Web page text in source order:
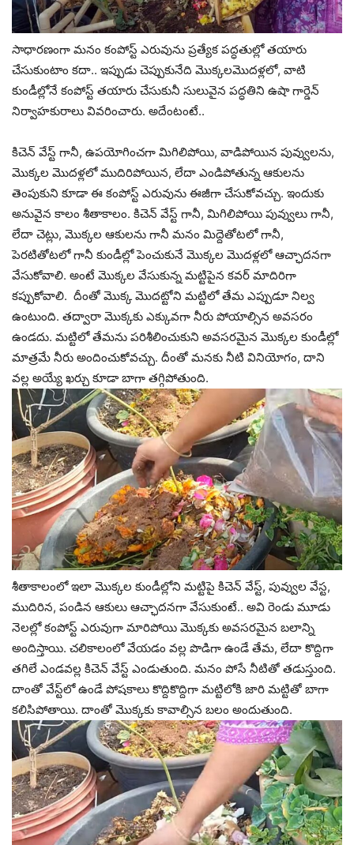
సాధారణంగా మనం కంపోస్ట్ ఎరువును ప్రత్యేక పద్ధతుల్లో తయారు
చేసుకుంటాం కదా.. ఇప్పుడు చెప్పుకునేది మొక్కలమొదళ్లలో, వాటి
కుండీల్లోనే కంపోస్ట్ తయారు చేసుకునీ సులువైన పద్ధతిని ఉషా గార్డెన్‌
నిర్వాహకురాలు వివరించారు. అదేంటంటే..
కిచెన్‌ వేస్ట్ గానీ, ఉపయోగించగా మిగిలిపోయి, వాడిపోయిన పువ్వులను,
మొక్కల మొదళ్లలో ముదిరిపోయిన, లేదా ఎండిపోతున్న ఆకులను
తెంపుకుని కూడా ఈ కంపోస్ట్ ఎరువును ఈజీగా చేసుకోవచ్చు. ఇందుకు
అనువైన కాలం శీతాకాలం. కిచెన్ వేస్ట్‌ గానీ, మిగిలిపోయి పువ్వులు గానీ,
లేదా చెట్లు, మొక్కల ఆకులను గానీ మనం మిద్దెతోటలో గానీ,
పెరటితోటలో గానీ కుండీల్లో పెంచుకునే మొక్కల మొదళ్లలో ఆచ్ఛాదనగా
వేసుకోవాలి. అంటే మొక్కల వేసుకున్న మట్టిపైన కవర్ మాదిరిగా
కప్పుకోవాలి. దీంతో మొక్క మొదట్టోని మట్టిలో తేమ ఎప్పుడూ నిల్వ
ఉంటుంది. తద్వారా మొక్కకు ఎక్కువగా నీరు పోయాల్సిన అవసరం
ఉండదు. మట్టిలో తేమను పరిశీలించుకుని అవసరమైన మొక్కల కుండీల్లో
మాత్రమే నీరు అందించుకోవచ్చు. దీంతో మనకు నీటి వినియోగం, దాని
వల్ల అయ్యే ఖర్చు కూడా బాగా తగ్గిపోతుంది.
శీతాకాలంలో ఇలా మొక్కల కుండీల్లోని మట్టిపై కిచెన్ వేస్ట్‌, పువ్వుల వేస్ట,
ముదిరిన, పండిన ఆకులు ఆచ్ఛాదనగా వేసుకుంటే.. అవి రెండు మూడు
నెలల్లో కంపోస్ట్‌ ఎరువుగా మారిపోయి మొక్కకు అవసరమైన బలాన్ని
అందిస్తాయి. చలికాలంలో వేయడం వల్ల పొడిగా ఉండే తేమ, లేదా కొద్దిగా
తగిలే ఎండవల్ల కిచెన్ వేస్ట్‌ ఎండుతుంది. మనం పోసే నీటితో తడుస్తుంది.
దాంతో వేస్ట్‌లో ఉండే పోషకాలు కొద్దికొద్దిగా మట్టిలోకి జారి మట్టితో బాగా
కలిసిపోతాయి. దాంతో మొక్కకు కావాల్సిన బలం అందుతుంది.